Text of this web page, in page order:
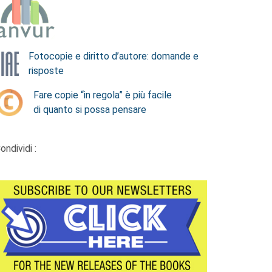
Fotocopie e diritto d’autore: domande e
risposte
Fare copie “in regola” è più facile
di quanto si possa pensare
: